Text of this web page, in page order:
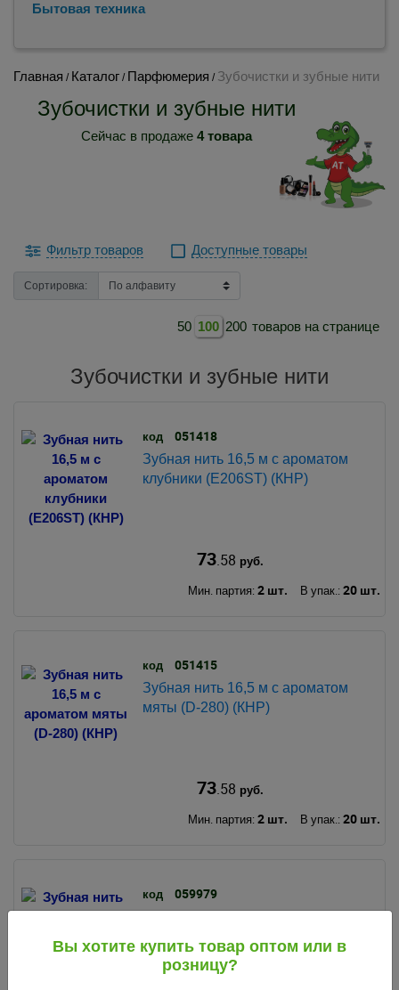
Бытовая техника
Главная / Каталог / Парфюмерия / Зубочистки и зубные нити
Зубочистки и зубные нити
Сейчас в продаже 4 товара
Фильтр товаров Доступные товары
Сортировка:
50 100 200 товаров на странице
Зубочистки и зубные нити
код 051418
Зубная нить 16,5 м с ароматом
клубники (E206ST) (КНР)
73.58 руб.
Мин. партия: 2 шт. В упак.: 20 шт.
код 051415
Зубная нить 16,5 м с ароматом
мяты (D-280) (КНР)
73.58 руб.
Мин. партия: 2 шт. В упак.: 20 шт.
код 059979
Вы хотите купить товар оптом или в
розницу?